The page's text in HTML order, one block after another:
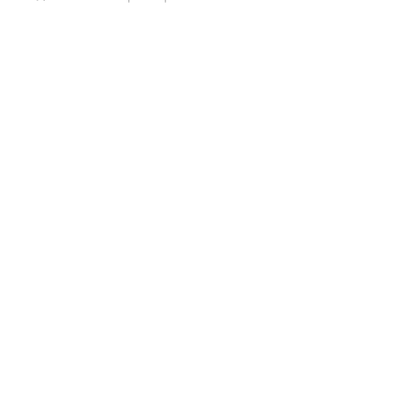
к устройствам без крышки
одновременно, что значительно
который защищает его от
и Bluetooth, что дает
и обеспечивает
отлично подойдет как для